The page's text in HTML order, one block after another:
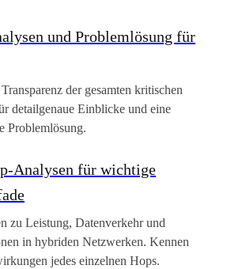
und Problemlösung für
der gesamten kritischen
detailgenaue Einblicke und eine
Problemlösung.
Analysen für wichtige
zu Leistung, Datenverkehr und
in hybriden Netzwerken. Kennen
jedes einzelnen Hops.